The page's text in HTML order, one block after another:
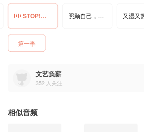
想在三伏的40天由我们陪伴度过？欢迎加入我们的第二期刮痧
Shownote / 时间轴
00:00 – 40天的三伏别怕，这是“承上启下、从阳转阴”的节点
06:00 – 今年夏天怎么了？医生们自己都“破戒”了！
12:00 – 能不能吃冰？“吃冰后的三种自我观察法”来啦！
31:00 – 不出去也会中暑？空调房里进进出出，就是中暑“高危
38:00 – 心烦、心慌、心累？多静少动！
44:00 – 按时睡觉、抬头晒太阳、吃自己想吃的饭——快乐，
STOP!！三伏以灸为补之前，先把火、湿、闷送走！ 照顾自己，有时less is more：从《养正育儿》里学到
第一季
文艺负薪
352 人关注
相似音频